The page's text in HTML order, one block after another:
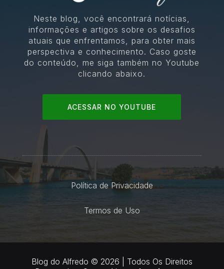
Neste blog, você encontrará notícias,
informações e artigos sobre os desafios
atuais que enfrentamos, para obter mais
perspectiva e conhecimento. Caso goste
do conteúdo, me siga também no Youtube
clicando abaixo.
ACESSAR NO YOUTUBE
Política de Privacidade
Termos de Uso
Blog do Alfredo © 2026 | Todos Os Direitos